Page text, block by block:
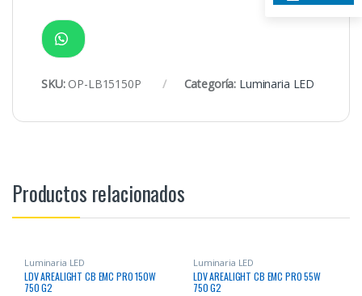
SKU: OP-LB15150P Categoría: Luminaria LED
Productos relacionados
Luminaria LED
LDV AREALIGHT CB EMC PRO 150W
750 G2
Luminaria LED
LDV AREALIGHT CB EMC PRO 55W
750 G2